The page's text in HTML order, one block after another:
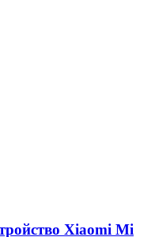
Xiaomi Mi